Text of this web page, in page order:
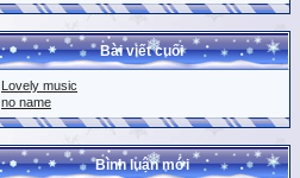
Bài viết cuối
Lovely music
no name
Bình luận mới